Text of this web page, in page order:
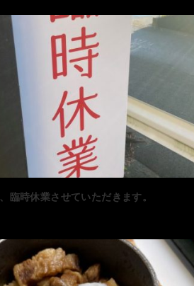
臨時休業させていただきます。